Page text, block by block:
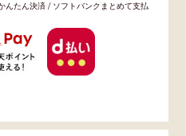
たん決済 / ソフトバンクまとめて支払